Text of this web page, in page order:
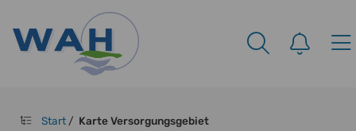
Start / Karte Versorgungsgebiet